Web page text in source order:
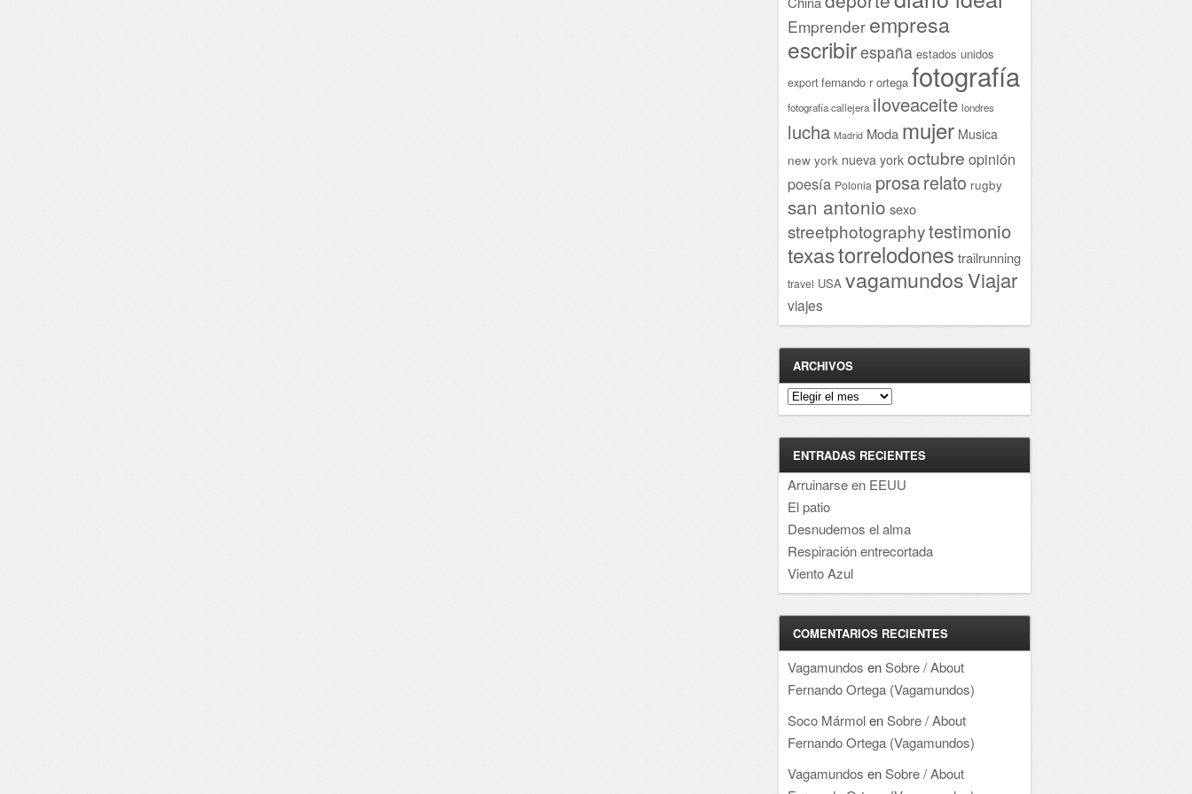
Emprender empresa
escribirespaña estados unidos
export fernando r ortega fotografía
fotografía callejera iloveaceite londres
lucha Madrid Moda mujer Musica
new york nueva york octubre opinión
poesía Polonia prosarelato rugby
san antonio sexo
streetphotographytestimonio
texastorrelodones trailrunning
travel USA vagamundosViajar
viajes
ARCHIVOS
Archivos
ENTRADAS RECIENTES
Arruinarse en EEUU
El patio
Desnudemos el alma
Respiración entrecortada
Viento Azul
COMENTARIOS RECIENTES
Vagamundos enSobre / About
Fernando Ortega (Vagamundos)
Soco MármolenSobre / About
Fernando Ortega (Vagamundos)
Vagamundos enSobre / About